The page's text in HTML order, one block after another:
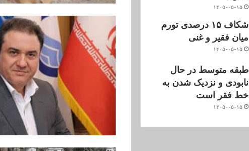
۱۴۰۵-۰۵-۱۵
شکاف ۱۵ درصدی تورم
میان فقیر و غنی
۱۴۰۵-۰۵-۱۵
طبقه متوسط در حال
نابودی و نزدیک شدن به
خط فقر است
۱۴۰۵-۰۵-۱۵